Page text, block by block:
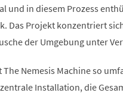
und in diesem Prozess
Das Projekt konzentriert
der Umgebung unter
The Nemesis Machine so
Installation, die